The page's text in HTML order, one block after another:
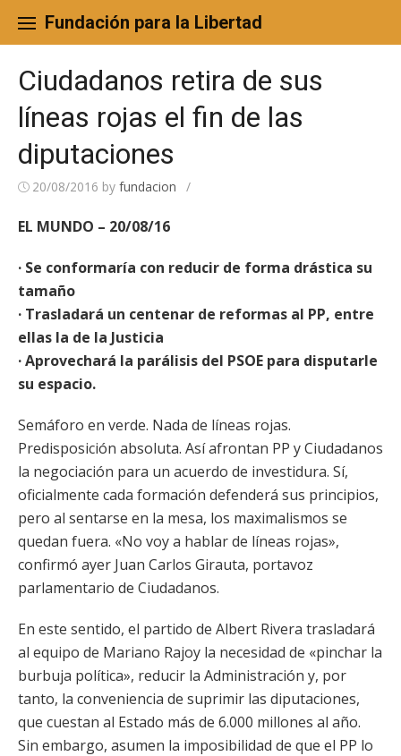
content
Fundación para la Libertad
Ciudadanos retira de sus
líneas rojas el fin de las
diputaciones
20/08/2016 by fundacion /
EL MUNDO – 20/08/16
· Se conformaría con reducir de forma drástica su
tamaño
· Trasladará un centenar de reformas al PP, entre
ellas la de la Justicia
· Aprovechará la parálisis del PSOE para disputarle
su espacio.
Semáforo en verde. Nada de líneas rojas.
Predisposición absoluta. Así afrontan PP y Ciudadanos
la negociación para un acuerdo de investidura. Sí,
oficialmente cada formación defenderá sus principios,
pero al sentarse en la mesa, los maximalismos se
quedan fuera. «No voy a hablar de líneas rojas»,
confirmó ayer Juan Carlos Girauta, portavoz
parlamentario de Ciudadanos.
En este sentido, el partido de Albert Rivera trasladará
al equipo de Mariano Rajoy la necesidad de «pinchar la
burbuja política», reducir la Administración y, por
tanto, la conveniencia de suprimir las diputaciones,
que cuestan al Estado más de 6.000 millones al año.
Sin embargo, asumen la imposibilidad de que el PP lo